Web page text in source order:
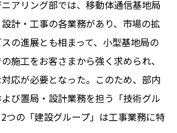
アリング部では、移動体通信基地局
計・工事の各業務があり、市場の拡
の進展とも相まって、小型基地局の
施工をお客さまから強く求められ、
応が必要となった。このため、部内
び置局・設計業務を担う「技術グル
つの「建設グループ」は工事業務に特